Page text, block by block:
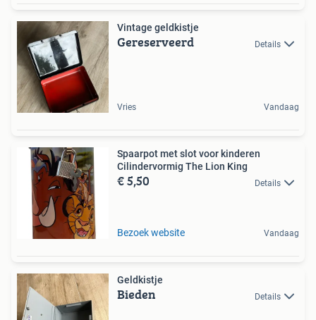
Vintage geldkistje
Gereserveerd Details
Vries Vandaag
Spaarpot met slot voor kinderen
Cilindervormig The Lion King
€ 5,50 Details
Bezoek website Vandaag
Geldkistje
Bieden Details